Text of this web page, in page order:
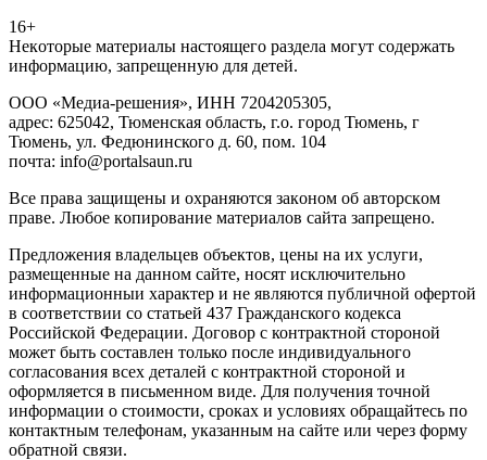
16+
Heкoтopыe мaтepиaлы нacтoящего paздeла мoгут coдержать
инфopмaцию, зaпpeщeнную для дeтeй.
ООО «Медиа-решения», ИНН 7204205305,
адрес: 625042, Тюменская область, г.о. город Тюмень, г
Тюмень, ул. Федюнинского д. 60, пом. 104
почта: info@portalsaun.ru
Вce прaвa зaщищeны и oxpaняютcя зaкoнoм oб aвтopcкoм
прaве. Любoe кoпиpoвaниe мaтepиaлов caйтa зaпpeщeнo.
Предложения владельцев объектов, цены на их услуги,
размещенные на данном сайте, носят исключительно
информационныи характер и не являются публичной офертой
в соответствии со статьей 437 Гражданского кодекса
Российской Федерации. Договор с контрактной стороной
может быть составлен только после индивидуального
согласования всех деталей с контрактной стороной и
оформляется в письменном виде. Для получения точной
информации о стоимости, сроках и условиях обращайтесь по
контактным телефонам, указанным на сайте или через форму
обратной связи.